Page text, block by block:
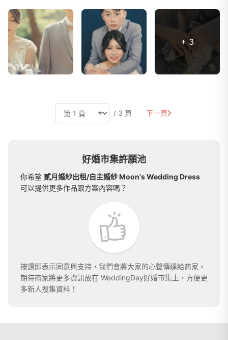
好婚市集許願池
你希望 貳月婚紗出租/自主婚紗 Moon's Wedding Dress
可以提供更多作品跟方案內容嗎？
按讚即表示同意與支持，我們會將大家的心聲傳達給商家。
期待商家將更多資訊放在 WeddingDay好婚市集上，方便更
多新人搜集資料！
+ 3
/ 3 頁 下一頁